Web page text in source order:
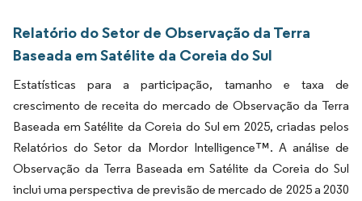
Relatório do Setor de Observação da Terra
Baseada em Satélite da Coreia do Sul
Estatísticas para a participação, tamanho e taxa de
crescimento de receita do mercado de Observação da Terra
Baseada em Satélite da Coreia do Sul em 2025, criadas pelos
Relatórios do Setor da Mordor Intelligence™. A análise de
Observação da Terra Baseada em Satélite da Coreia do Sul
inclui uma perspectiva de previsão de mercado de 2025 a 2030